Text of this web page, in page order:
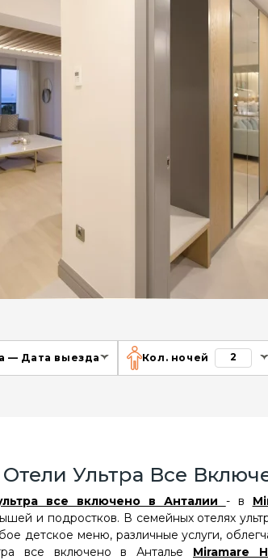
— Дата выезда Кол. ночей 2
Ультра Все
все включено в Анталии - в
и подростков. В семейных отелях
детское меню, различные услуги,
все включено в Анталье Miramare